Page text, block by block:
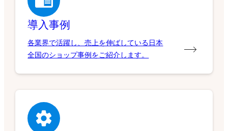
導入事例
各業界で活躍し、売上を伸ばしている日本
全国のショップ事例をご紹介します。